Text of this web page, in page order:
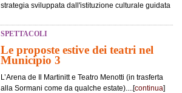
strategia sviluppata dall'istituzione culturale guidata
SPETTACOLI
Le proposte estive dei teatri nel
Municipio 3
L’Arena de Il Martinitt e Teatro Menotti (in trasferta
alla Sormani come da qualche estate)....[continua]